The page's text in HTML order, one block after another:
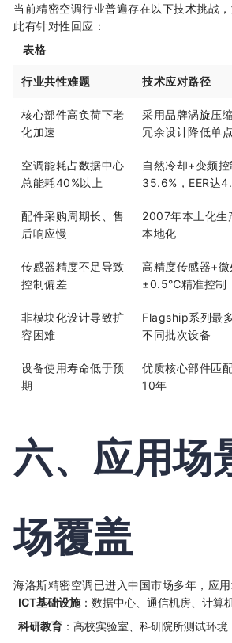
当前精密空调行业普遍存在以下技术挑战
此有针对性回应：
表格
行业共性难题 技术应对路径
核心部件高负荷下老
化加速
采用品牌涡旋压
冗余设计降低单
空调能耗占数据中心
总能耗40%以上
自然冷却+变频
35.6%，EER达
配件采购周期长、售
后响应慢
2007年本土化生
本地化
传感器精度不足导致
控制偏差
高精度传感器+微
±0.5℃精准控制
非模块化设计导致扩
容困难
Flagship系列最
不同批次设备
设备使用寿命低于预
期
优质核心部件匹
10年
六、应用场
场覆盖
海洛斯精密空调已进入中国市场多年，应用
ICT基础设施：数据中心、通信机房、计算
科研教育 ：高校实验室、科研院所测试环境